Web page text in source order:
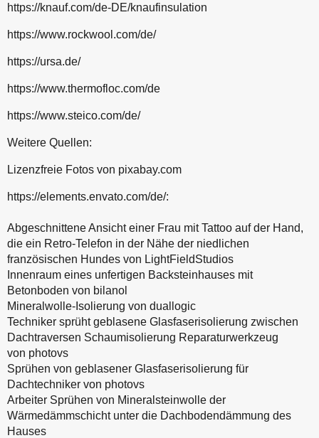
https://knauf.com/de-DE/knaufinsulation
https://www.rockwool.com/de/
https://ursa.de/
https://www.thermofloc.com/de
https://www.steico.com/de/
Weitere Quellen:
Lizenzfreie Fotos von pixabay.com
https://elements.envato.com/de/:
Abgeschnittene Ansicht einer Frau mit Tattoo auf der Hand,
die ein Retro-Telefon in der Nähe der niedlichen
französischen Hundes von LightFieldStudios
Innenraum eines unfertigen Backsteinhauses mit
Betonboden von bilanol
Mineralwolle-Isolierung von duallogic
Techniker sprüht geblasene Glasfaserisolierung zwischen
Dachtraversen Schaumisolierung Reparaturwerkzeug
von photovs
Sprühen von geblasener Glasfaserisolierung für
Dachtechniker von photovs
Arbeiter Sprühen von Mineralsteinwolle der
Wärmedämmschicht unter die Dachbodendämmung des
Hauses